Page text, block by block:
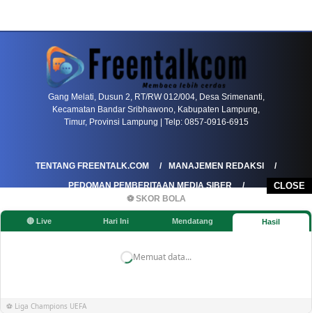
CLOSE
⚽ SKOR BOLA
🔴 Live Hari Ini Mendatang Hasil
Memuat data...
⚽ Liga Champions UEFA
Gang Melati, Dusun 2, RT/RW 012/004, Desa Srimenanti,
Kecamatan Bandar Sribhawono, Kabupaten Lampung,
Timur, Provinsi Lampung | Telp: 0857-0916-6915
TENTANG FREENTALK.COM
MANAJEMEN REDAKSI
PEDOMAN PEMBERITAAN MEDIA SIBER
PEDOMAN PEMBERITAAN RAMAH ANAK
KOREKSI & KLARIFIKASI
KEBIJAKAN IKLAN / ADVERTORIAL